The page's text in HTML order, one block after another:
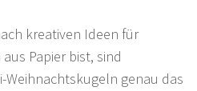
kreativen Ideen für
Papier bist, sind
genau das